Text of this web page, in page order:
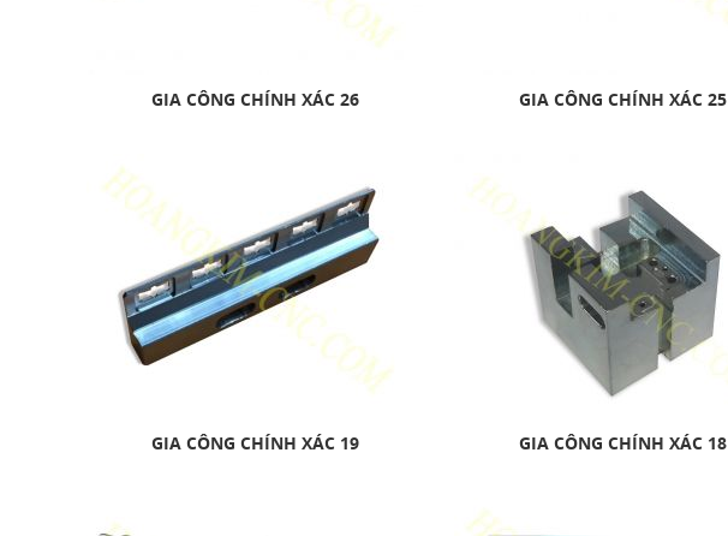
GIA CÔNG CHÍNH XÁC 26 GIA CÔNG CHÍNH XÁC 25
GIA CÔNG CHÍNH XÁC 19 GIA CÔNG CHÍNH XÁC 18